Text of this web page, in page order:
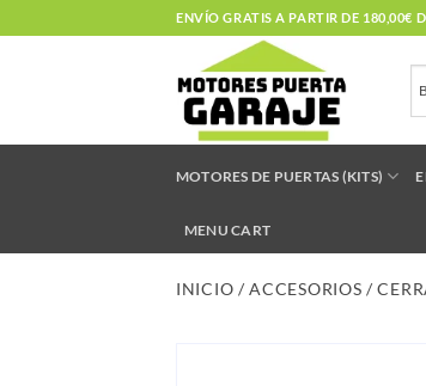
al
ENVÍO GRATIS A PARTIR DE 180,00€
MOTORES DE PUERTAS (KITS)
MENU CART
INICIO / ACCESORIOS /